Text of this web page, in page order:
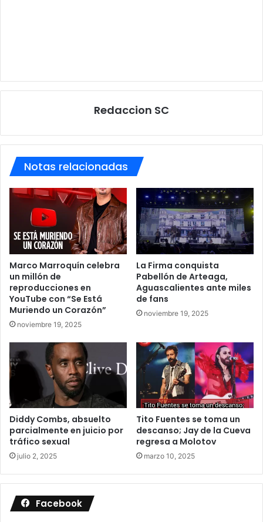
Redaccion SC
Notas relacionadas
Marco Marroquín celebra
un millón de
reproducciones en
YouTube con “Se Está
Muriendo un Corazón”
noviembre 19, 2025
La Firma conquista
Pabellón de Arteaga,
Aguascalientes ante miles
de fans
noviembre 19, 2025
Diddy Combs, absuelto
parcialmente en juicio por
tráfico sexual
julio 2, 2025
Tito Fuentes se toma un
descanso; Jay de la Cueva
regresa a Molotov
marzo 10, 2025
Facebook